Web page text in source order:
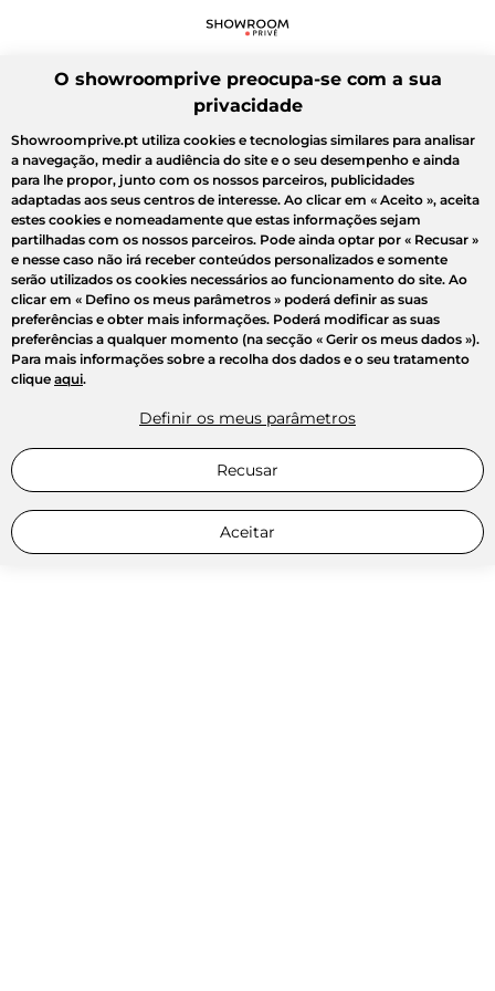
O showroomprive preocupa-se com a sua
privacidade
Showroomprive.pt utiliza cookies e tecnologias similares para analisar
a navegação, medir a audiência do site e o seu desempenho e ainda
para lhe propor, junto com os nossos parceiros, publicidades
adaptadas aos seus centros de interesse. Ao clicar em « Aceito », aceita
estes cookies e nomeadamente que estas informações sejam
partilhadas com os nossos parceiros. Pode ainda optar por « Recusar »
e nesse caso não irá receber conteúdos personalizados e somente
serão utilizados os cookies necessários ao funcionamento do site. Ao
clicar em « Defino os meus parâmetros » poderá definir as suas
preferências e obter mais informações. Poderá modificar as suas
preferências a qualquer momento (na secção « Gerir os meus dados »).
Para mais informações sobre a recolha dos dados e o seu tratamento
clique aqui.
Definir os meus parâmetros
Recusar
Aceitar